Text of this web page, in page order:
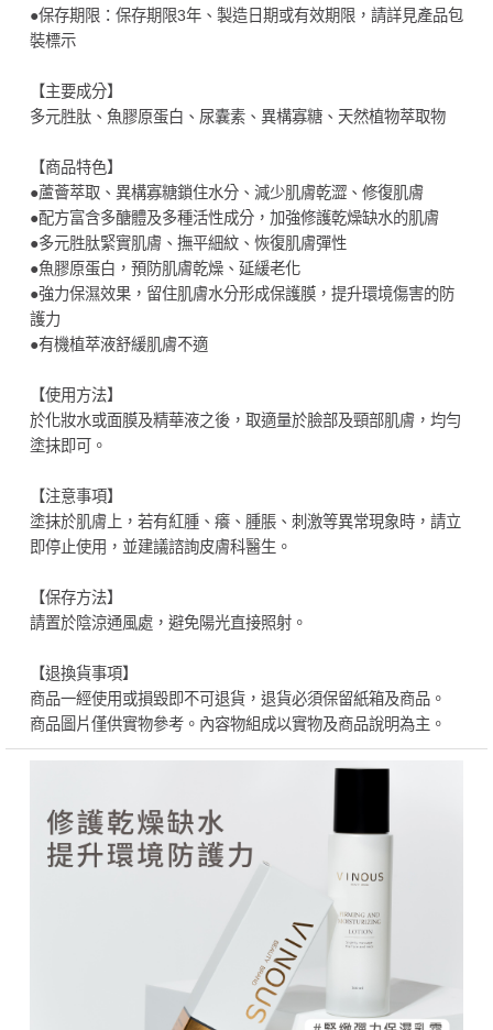
●保存期限：保存期限3年、製造日期或有效期限，請詳見產品包
裝標示
【主要成分】
多元胜肽、魚膠原蛋白、尿囊素、異構寡糖、天然植物萃取物
【商品特色】
●蘆薈萃取、異構寡糖鎖住水分、減少肌膚乾澀、修復肌膚
●配方富含多醣體及多種活性成分，加強修護乾燥缺水的肌膚
●多元胜肽緊實肌膚、撫平細紋、恢復肌膚彈性
●魚膠原蛋白，預防肌膚乾燥、延緩老化
●強力保濕效果，留住肌膚水分形成保護膜，提升環境傷害的防
護力
●有機植萃液舒緩肌膚不適
【使用方法】
於化妝水或面膜及精華液之後，取適量於臉部及頸部肌膚，均勻
塗抹即可。
【注意事項】
塗抹於肌膚上，若有紅腫、癢、腫脹、刺激等異常現象時，請立
即停止使用，並建議諮詢皮膚科醫生。
【保存方法】
請置於陰涼通風處，避免陽光直接照射。
【退換貨事項】
商品一經使用或損毀即不可退貨，退貨必須保留紙箱及商品。
商品圖片僅供實物參考。內容物組成以實物及商品說明為主。